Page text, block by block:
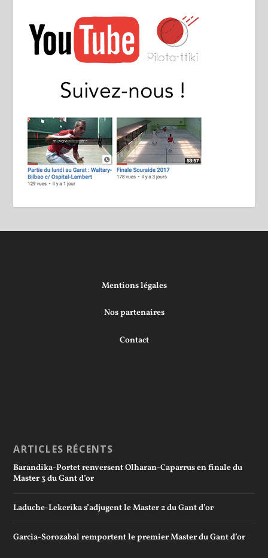
Mentions légales
Nos partenaires
Contact
ARTICLES RÉCENTS
Barandika-Portet renversent Olharan-Caparrus en finale du
Master 3 du Gant d’or
Laduche-Lekerika s’adjugent le Master 2 du Gant d’or
Garcia-Sorozabal remportent le premier Master du Gant d’or